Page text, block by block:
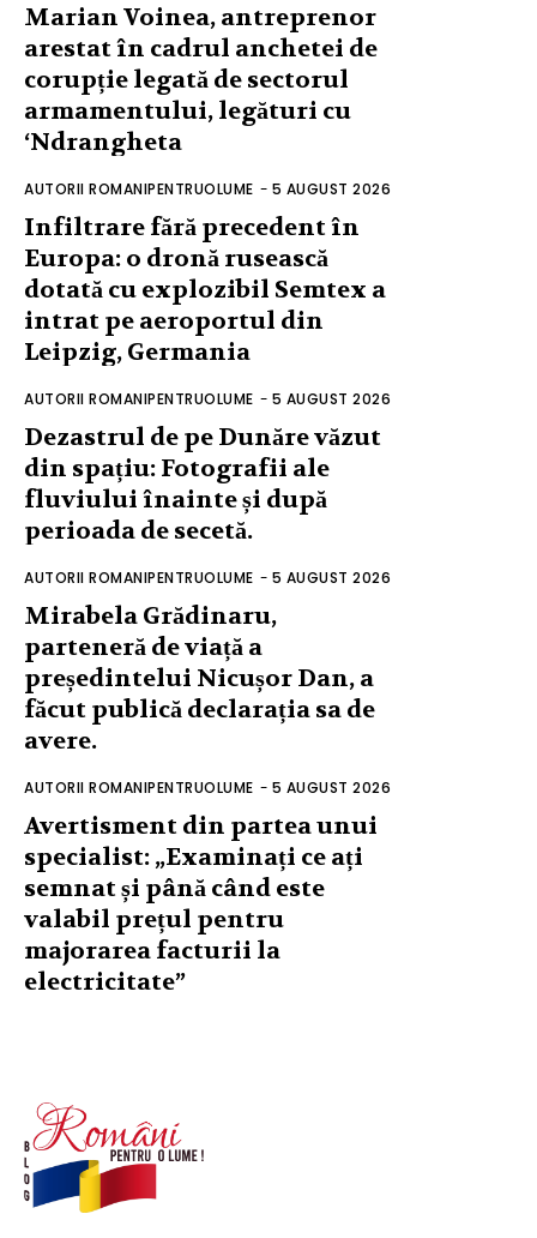
Marian Voinea, antreprenor
arestat în cadrul anchetei de
corupție legată de sectorul
armamentului, legături cu
‘Ndrangheta
AUTORII ROMANIPENTRUOLUME - 5 AUGUST 2026
Infiltrare fără precedent în
Europa: o dronă rusească
dotată cu explozibil Semtex a
intrat pe aeroportul din
Leipzig, Germania
AUTORII ROMANIPENTRUOLUME - 5 AUGUST 2026
Dezastrul de pe Dunăre văzut
din spațiu: Fotografii ale
fluviului înainte și după
perioada de secetă.
AUTORII ROMANIPENTRUOLUME - 5 AUGUST 2026
Mirabela Grădinaru,
parteneră de viață a
președintelui Nicușor Dan, a
făcut publică declarația sa de
avere.
AUTORII ROMANIPENTRUOLUME - 5 AUGUST 2026
Avertisment din partea unui
specialist: „Examinați ce ați
semnat și până când este
valabil prețul pentru
majorarea facturii la
electricitate”